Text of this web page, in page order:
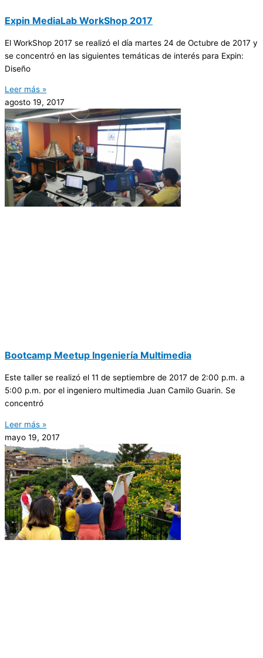
Expin ​​Media​​Lab ​​WorkShop​​ 2017
El WorkShop 2017 se realizó el día martes 24 de Octubre de 2017 y
se concentró en las siguientes temáticas de interés para Expin:
Diseño
Leer más »
agosto 19, 2017
​Bootcamp​​ Meetup​ ​Ingeniería​ ​Multimedia
Este taller se realizó el 11 de septiembre de 2017 de 2:00 p.m. a
5:00 p.m. por el ingeniero multimedia Juan Camilo Guarin. Se
concentró
Leer más »
mayo 19, 2017